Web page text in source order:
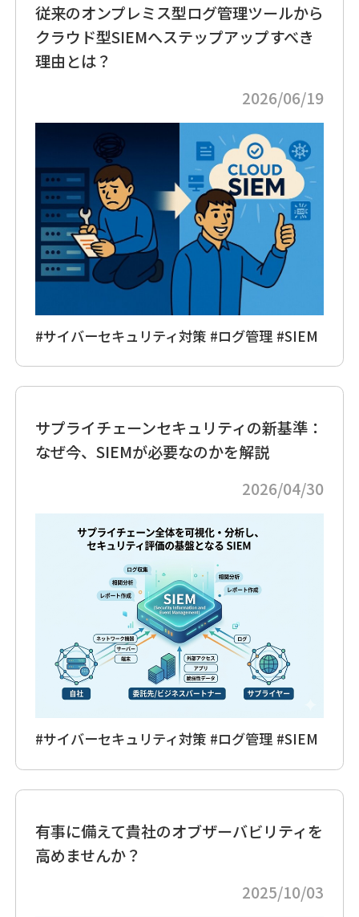
従来のオンプレミス型ログ管理ツールから
クラウド型SIEMへステップアップすべき
理由とは？
2026/06/19
#サイバーセキュリティ対策 #ログ管理 #SIEM
サプライチェーンセキュリティの新基準：
なぜ今、SIEMが必要なのかを解説
2026/04/30
#サイバーセキュリティ対策 #ログ管理 #SIEM
有事に備えて貴社のオブザーバビリティを
高めませんか？
2025/10/03